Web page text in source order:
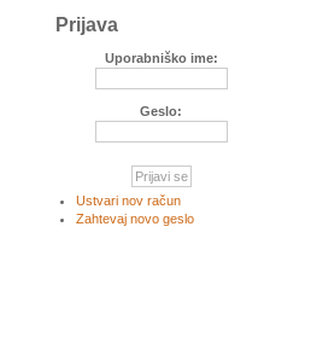
Prijava
Uporabniško ime:
Geslo:
Ustvari nov račun
Zahtevaj novo geslo